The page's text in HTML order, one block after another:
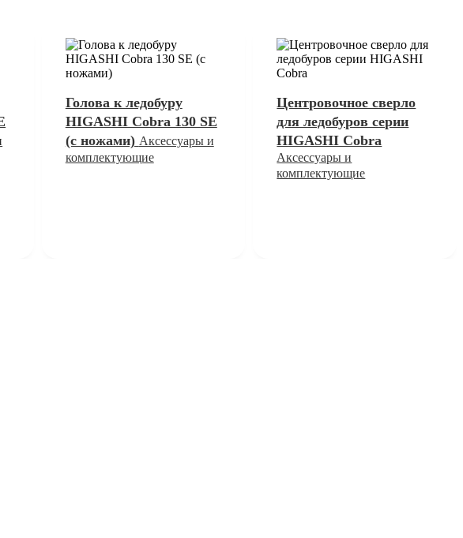
Голова к ледобуру
HIGASHI Cobra 130 SE
(с ножами) Аксессуары и
комплектующие
Центровочное сверло
для ледобуров серии
HIGASHI Cobra
Аксессуары и
комплектующие